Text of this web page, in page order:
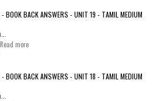
BOOK BACK ANSWERS - UNIT 19 - TAMIL MEDIUM
Read more
BOOK BACK ANSWERS - UNIT 18 - TAMIL MEDIUM